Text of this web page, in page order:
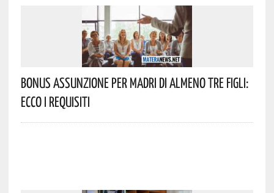
Bonus Assunzione Per Madri Di Almeno Tre Figli:
Ecco I Requisiti